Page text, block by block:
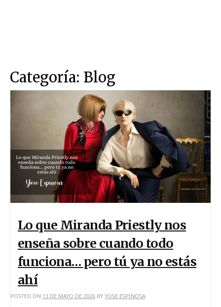
Categoría: Blog
Lo que Miranda Priestly nos
enseña sobre cuando todo
funciona… pero tú ya no estás
ahí
POSTED ON 13 DE MAYO DE 2026 BY YOSE ESPINOSA